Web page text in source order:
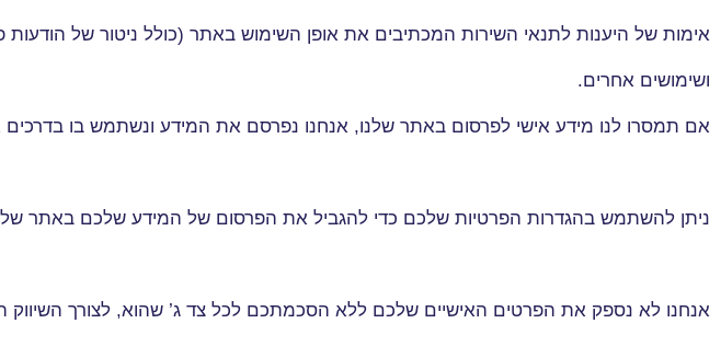
אימות של היענות לתנאי השירות המכתיבים את אופן השימוש באתר (כולל ניטור של
ושימושים אחרים.
אם תמסרו לנו מידע אישי לפרסום באתר שלנו, אנחנו נפרסם את המידע ונשתמש בו בדרכים
ניתן להשתמש בהגדרות הפרטיות שלכם כדי להגביל את הפרסום של המידע שלכם באתר
אנחנו לא נספק את הפרטים האישיים שלכם ללא הסכמתכם לכל צד ג’ שהוא, לצורך השיווק